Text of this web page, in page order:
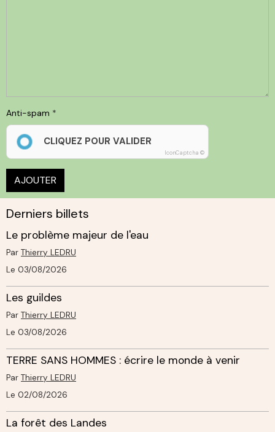
Anti-spam
CLIQUEZ POUR VALIDER
IconCaptcha ©
AJOUTER
Derniers billets
Le problème majeur de l'eau
Par Thierry LEDRU
Le 03/08/2026
Les guildes
Par Thierry LEDRU
Le 03/08/2026
TERRE SANS HOMMES : écrire le monde à venir
Par Thierry LEDRU
Le 02/08/2026
La forêt des Landes